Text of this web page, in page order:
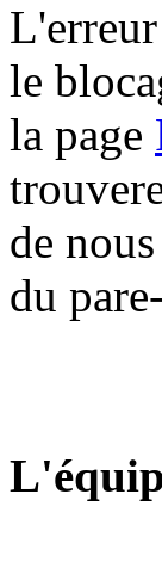
le
la page
de
du